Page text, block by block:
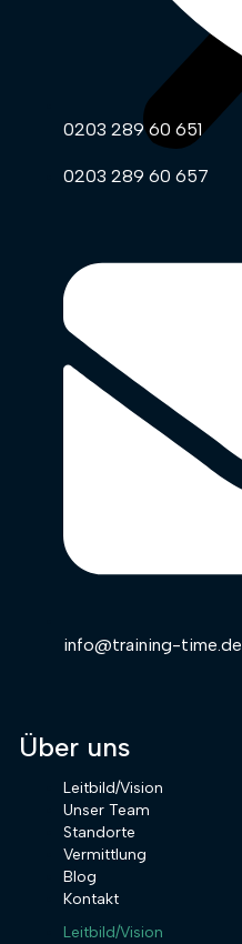
0203 289 60 651
0203 289 60 657
info@training-time.de
Über uns
Leitbild/Vision
Unser Team
Standorte
Vermittlung
Blog
Kontakt
Leitbild/Vision